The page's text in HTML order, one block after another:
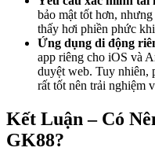
bảo mật tốt hơn,
thấy hơi phiền phức
Ứng dụng di động
app riêng cho iOS và
duyệt web. Tuy nhiên,
rất tốt nên trải nghiệm
Kết Luận – Có
GK88?